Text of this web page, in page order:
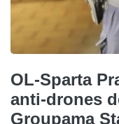
OL-Sparta
anti-drones
Groupama